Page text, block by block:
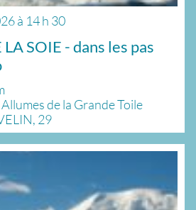
à 14 h 30
SOIE - dans les pas
de la Grande Toile
29